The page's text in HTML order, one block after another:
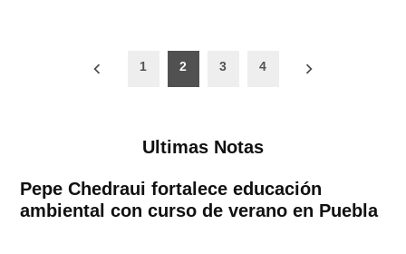
Paginación
1 2 3 4
Ultimas Notas
Pepe Chedraui fortalece educación
ambiental con curso de verano en Puebla